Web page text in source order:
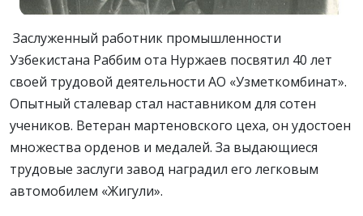
Заслуженный работник промышленности
Узбекистана Раббим ота Нуржаев посвятил 40 лет
своей трудовой деятельности АО «Узметкомбинат».
Опытный сталевар стал наставником для сотен
учеников. Ветеран мартеновского цеха, он удостоен
множества орденов и медалей. За выдающиеся
трудовые заслуги завод наградил его легковым
автомобилем «Жигули».